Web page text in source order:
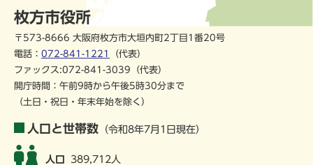
枚方市役所
〒573-8666 大阪府枚方市大垣内町2丁目1番20号
電話： 072-841-1221
（代表）
ファックス:072-841-3039（代表）
開庁時間：午前9時から午後5時30分まで
（土日・祝日・年末年始を除く）
人口と世帯数 （令和8年7月1日現在）
人口 389,712人